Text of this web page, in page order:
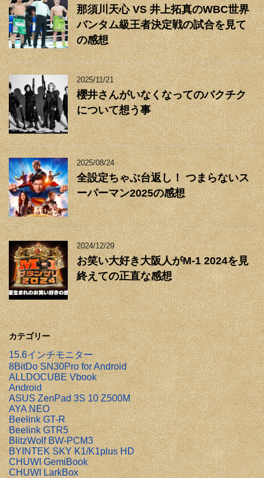
那須川天心 VS 井上拓真のWBC世界
バンタム級王者決定戦の試合を見て
の感想
2025/11/21
櫻井さんがいなくなってのバクチク
について想う事
2025/08/24
全設定ちゃぶ台返し！ つまらないス
ーパーマン2025の感想
2024/12/29
お笑い大好き大阪人がM-1 2024を見
終えての正直な感想
カテゴリー
15.6インチモニター
8BitDo SN30Pro for Android
ALLDOCUBE Vbook
Android
ASUS ZenPad 3S 10 Z500M
AYA NEO
Beelink GT-R
Beelink GTR5
BlitzWolf BW-PCM3
BYINTEK SKY K1/K1plus HD
CHUWI GemiBook
CHUWI LarkBox